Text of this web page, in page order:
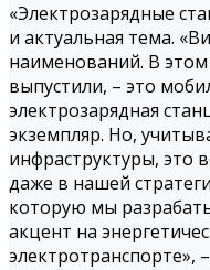
«Электрозарядные
и актуальная тема.
наименований. В этом
выпустили, – это
электрозарядная
экземпляр. Но,
инфраструктуры, это
даже в нашей
которую мы
акцент на
электротранспорте»,